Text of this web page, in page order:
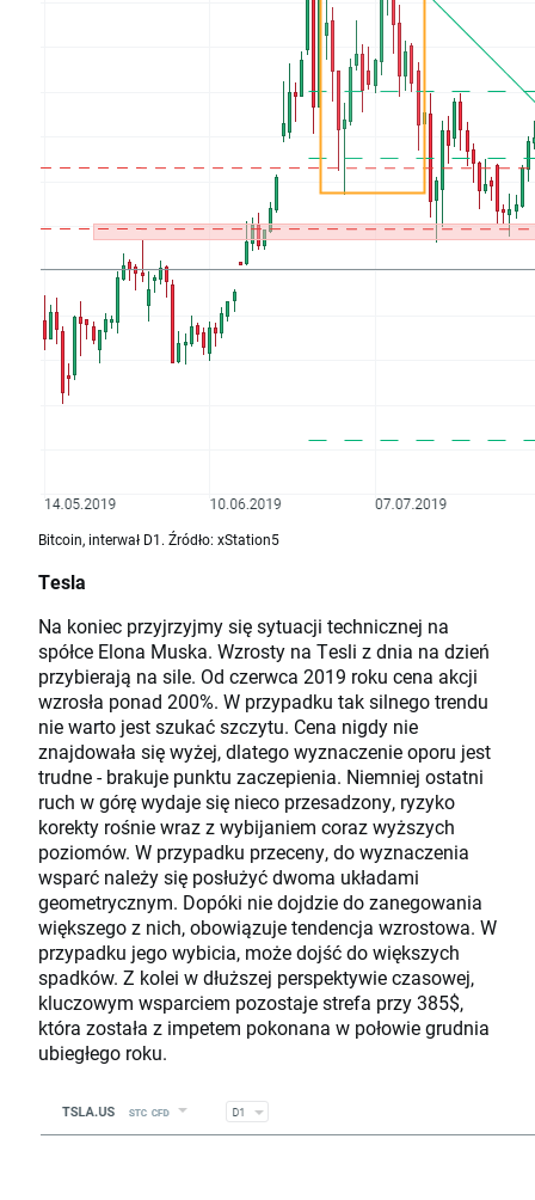
Bitcoin, interwał D1. Źródło: xStation5
Tesla
Na koniec przyjrzyjmy się sytuacji technicznej na
spółce Elona Muska. Wzrosty na Tesli z dnia na dzień
przybierają na sile. Od czerwca 2019 roku cena akcji
wzrosła ponad 200%. W przypadku tak silnego trendu
nie warto jest szukać szczytu. Cena nigdy nie
znajdowała się wyżej, dlatego wyznaczenie oporu jest
trudne - brakuje punktu zaczepienia. Niemniej ostatni
ruch w górę wydaje się nieco przesadzony, ryzyko
korekty rośnie wraz z wybijaniem coraz wyższych
poziomów. W przypadku przeceny, do wyznaczenia
wsparć należy się posłużyć dwoma układami
geometrycznym. Dopóki nie dojdzie do zanegowania
większego z nich, obowiązuje tendencja wzrostowa. W
przypadku jego wybicia, może dojść do większych
spadków. Z kolei w dłuższej perspektywie czasowej,
kluczowym wsparciem pozostaje strefa przy 385$,
która została z impetem pokonana w połowie grudnia
ubiegłego roku.